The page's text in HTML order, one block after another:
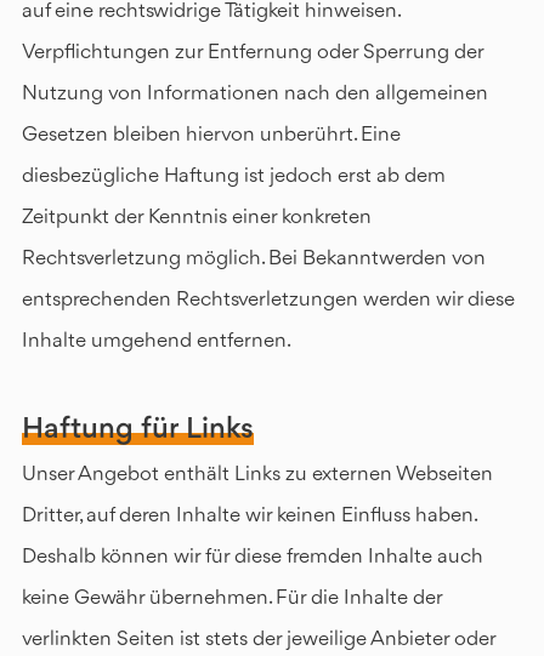
auf eine rechtswidrige Tätigkeit hinweisen.
Verpflichtungen zur Entfernung oder Sperrung der
Nutzung von Informationen nach den allgemeinen
Gesetzen bleiben hiervon unberührt. Eine
diesbezügliche Haftung ist jedoch erst ab dem
Zeitpunkt der Kenntnis einer konkreten
Rechtsverletzung möglich. Bei Bekanntwerden von
entsprechenden Rechtsverletzungen werden wir diese
Inhalte umgehend entfernen.
Haftung für Links
Unser Angebot enthält Links zu externen Webseiten
Dritter, auf deren Inhalte wir keinen Einfluss haben.
Deshalb können wir für diese fremden Inhalte auch
keine Gewähr übernehmen. Für die Inhalte der
verlinkten Seiten ist stets der jeweilige Anbieter oder